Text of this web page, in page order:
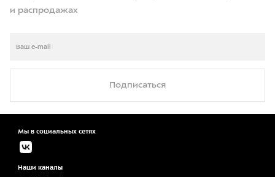
и распродажах
Подписаться
Мы в социальных сетях
Наши каналы